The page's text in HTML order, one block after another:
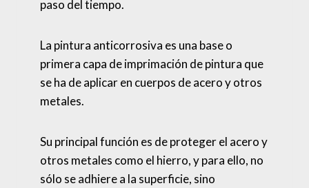
paso del tiempo.
La pintura anticorrosiva es una base o
primera capa de imprimación de pintura que
se ha de aplicar en cuerpos de acero y otros
metales.
Su principal función es de proteger el acero y
otros metales como el hierro, y para ello, no
sólo se adhiere a la superficie, sino